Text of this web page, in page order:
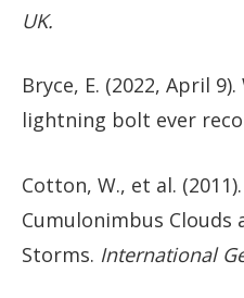
UK.
Bryce, E. (2022, April
lightning bolt ever
Cotton, W., et al.
Cumulonimbus Clouds
Storms. International